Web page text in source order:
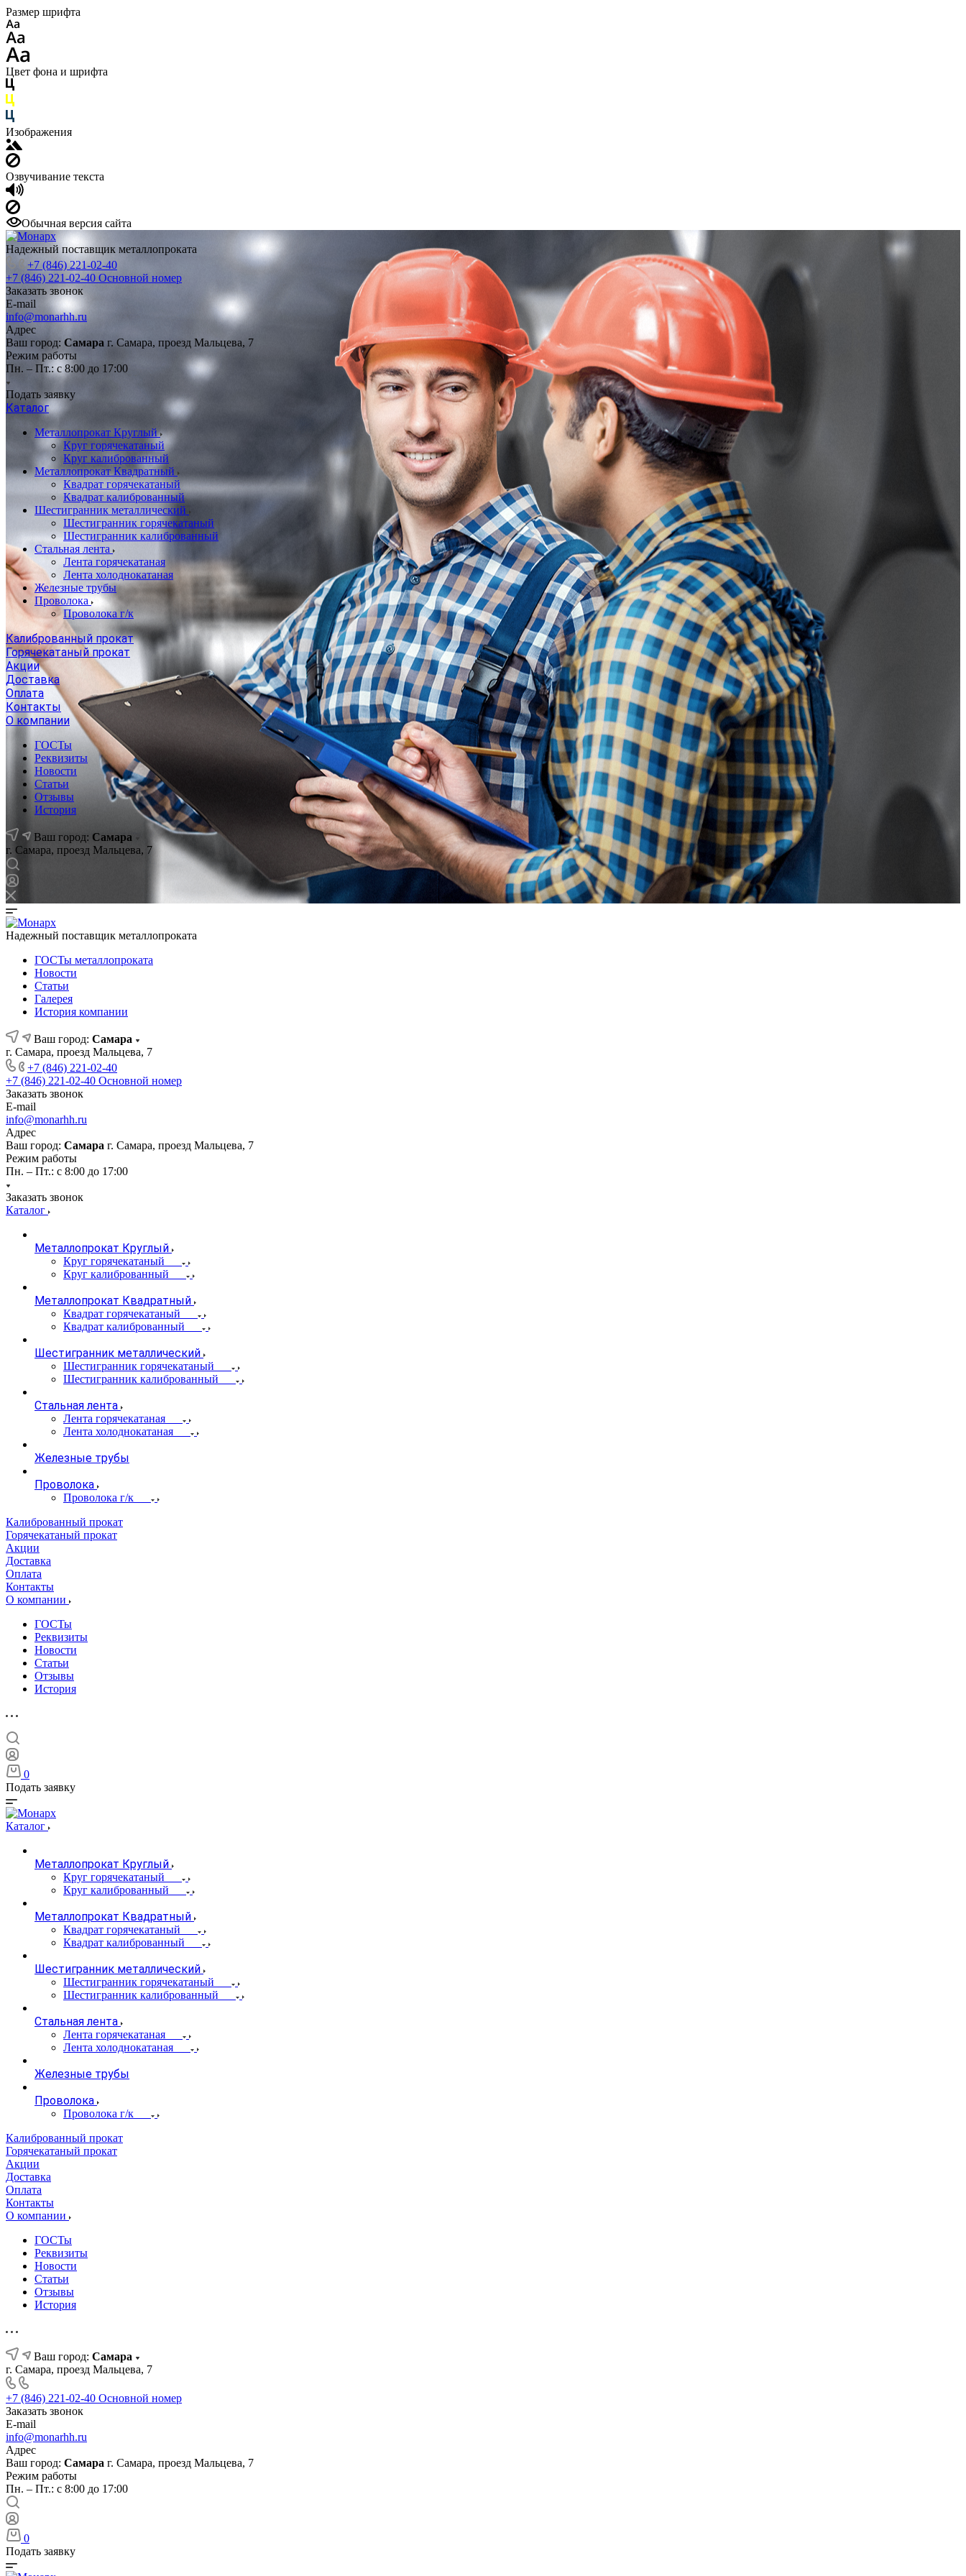
Размер шрифта
Цвет фона и шрифта
Изображения
Озвучивание текста
Обычная версия сайта
Надежный поставщик металлопроката
+7 (846) 221-02-40
+7 (846) 221-02-40 Основной номер
Заказать звонок
E-mail
info@monarhh.ru
Адрес
Ваш город: Самара г. Самара, проезд Мальцева, 7
Режим работы
Пн. – Пт.: с 8:00 до 17:00
Подать заявку
Каталог
Металлопрокат Круглый
Круг горячекатаный
Круг калиброванный
Металлопрокат Квадратный
Квадрат горячекатаный
Квадрат калиброванный
Шестигранник металлический
Шестигранник горячекатаный
Шестигранник калиброванный
Стальная лента
Лента горячекатаная
Лента холоднокатаная
Железные трубы
Проволока
Проволока г/к
Калиброванный прокат
Горячекатаный прокат
Акции
Доставка
Оплата
Контакты
О компании
ГОСТы
Реквизиты
Новости
Статьи
Отзывы
История
Ваш город: Самара
г. Самара, проезд Мальцева, 7
Надежный поставщик металлопроката
ГОСТы металлопроката
Новости
Статьи
Галерея
История компании
Ваш город: Самара
г. Самара, проезд Мальцева, 7
+7 (846) 221-02-40
+7 (846) 221-02-40 Основной номер
Заказать звонок
E-mail
info@monarhh.ru
Адрес
Ваш город: Самара г. Самара, проезд Мальцева, 7
Режим работы
Пн. – Пт.: с 8:00 до 17:00
Заказать звонок
Каталог
Металлопрокат Круглый
Круг горячекатаный
Круг калиброванный
Металлопрокат Квадратный
Квадрат горячекатаный
Квадрат калиброванный
Шестигранник металлический
Шестигранник горячекатаный
Шестигранник калиброванный
Стальная лента
Лента горячекатаная
Лента холоднокатаная
Железные трубы
Проволока
Проволока г/к
Калиброванный прокат
Горячекатаный прокат
Акции
Доставка
Оплата
Контакты
О компании
ГОСТы
Реквизиты
Новости
Статьи
Отзывы
История
0
Подать заявку
Каталог
Металлопрокат Круглый
Круг горячекатаный
Круг калиброванный
Металлопрокат Квадратный
Квадрат горячекатаный
Квадрат калиброванный
Шестигранник металлический
Шестигранник горячекатаный
Шестигранник калиброванный
Стальная лента
Лента горячекатаная
Лента холоднокатаная
Железные трубы
Проволока
Проволока г/к
Калиброванный прокат
Горячекатаный прокат
Акции
Доставка
Оплата
Контакты
О компании
ГОСТы
Реквизиты
Новости
Статьи
Отзывы
История
Ваш город: Самара
г. Самара, проезд Мальцева, 7
+7 (846) 221-02-40 Основной номер
Заказать звонок
E-mail
info@monarhh.ru
Адрес
Ваш город: Самара г. Самара, проезд Мальцева, 7
Режим работы
Пн. – Пт.: с 8:00 до 17:00
0
Подать заявку